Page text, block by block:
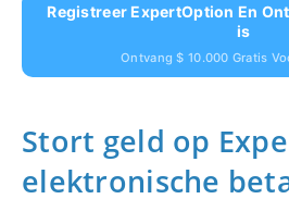
Registreer ExpertOption En
Is
Ontvang $ 10.000 Gratis
Stort geld op
elektronische